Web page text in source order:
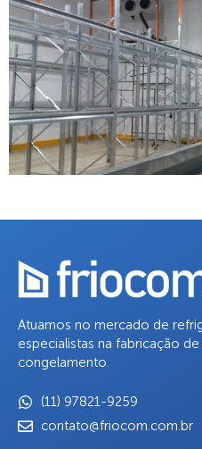
Atuamos no mercado de
especialistas na fabricação
congelamento.
(11) 97821-9259
contato@friocom.com.br